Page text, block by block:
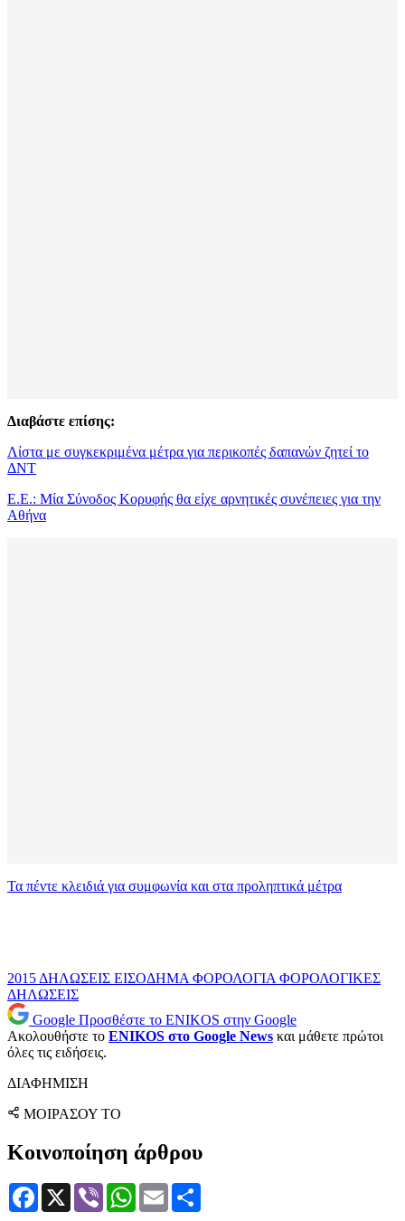
Διαβάστε επίσης:
Λίστα με συγκεκριμένα μέτρα για περικοπές δαπανών ζητεί το
ΔΝΤ
Ε.Ε.: Μία Σύνοδος Κορυφής θα είχε αρνητικές συνέπειες για την
Αθήνα
Τα πέντε κλειδιά για συμφωνία και στα προληπτικά μέτρα
2015 ΔΗΛΩΣΕΙΣ ΕΙΣΟΔΗΜΑ ΦΟΡΟΛΟΓΙΑ ΦΟΡΟΛΟΓΙΚΕΣ
ΔΗΛΩΣΕΙΣ
Google Προσθέστε το ENIKOS στην Google
Ακολουθήστε το ENIKOS στο Google News και μάθετε πρώτοι
όλες τις ειδήσεις.
ΔΙΑΦΗΜΙΣΗ
ΜΟΙΡΑΣΟΥ ΤΟ
Κοινοποίηση άρθρου
Facebook
X Viber WhatsApp
Email